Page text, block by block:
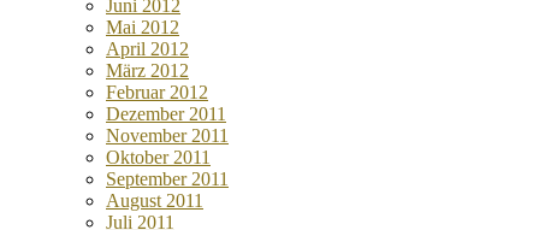
Juni 2012
Mai 2012
April 2012
März 2012
Februar 2012
Dezember 2011
November 2011
Oktober 2011
September 2011
August 2011
Juli 2011